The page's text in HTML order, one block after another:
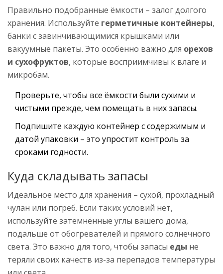
Правильно подобранные ёмкости – залог долгого
хранения. Используйте герметичные контейнеры,
банки с завинчивающимися крышками или
вакуумные пакеты. Это особенно важно для орехов
и сухофруктов, которые восприимчивы к влаге и
микробам.
Проверьте, чтобы все ёмкости были сухими и
чистыми прежде, чем помещать в них запасы.
Подпишите каждую контейнер с содержимым и
датой упаковки – это упростит контроль за
сроками годности.
Куда складывать запасы
Идеальное место для хранения – сухой, прохладный
чулан или погреб. Если таких условий нет,
используйте затемнённые углы вашего дома,
подальше от обогревателей и прямого солнечного
света. Это важно для того, чтобы запасы еды не
теряли своих качеств из-за перепадов температуры